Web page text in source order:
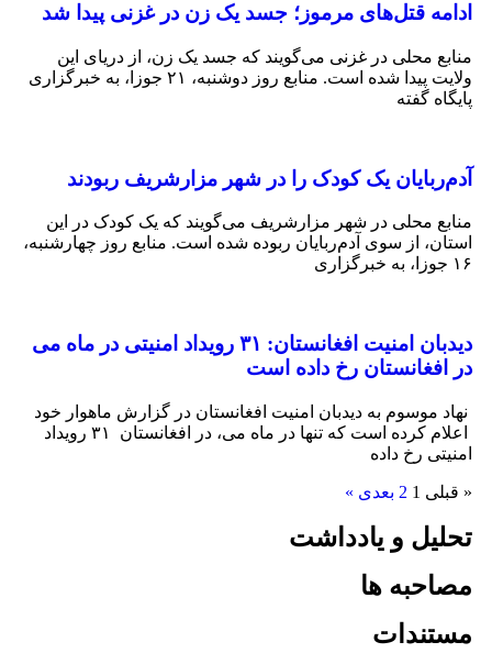
قتل‌های مرموز؛ جسد یک زن در غزنی پیدا شد
محلی در غزنی می‌گویند که جسد یک زن، از دریای این
ولایت پیدا شده است. منابع روز دوشنبه، ۲۱ جوزا، به خبرگزاری
گفته
یک کودک را در شهر مزارشریف ربودند
محلی در شهر مزارشریف می‌گویند که یک کودک در این
از سوی آدم‌ربایان ربوده شده است. منابع روز چهارشنبه،
دیدبان امنیت افغانستان: ۳۱ رویداد امنیتی در ماه می
رخ داده است
موسوم به دیدبان امنیت افغانستان در گزارش ماهوار خود
اعلام کرده است که تنها در ماه می، در افغانستان ۳۱ رویداد
رخ داده
1
2 بعدی »
و یادداشت
ها